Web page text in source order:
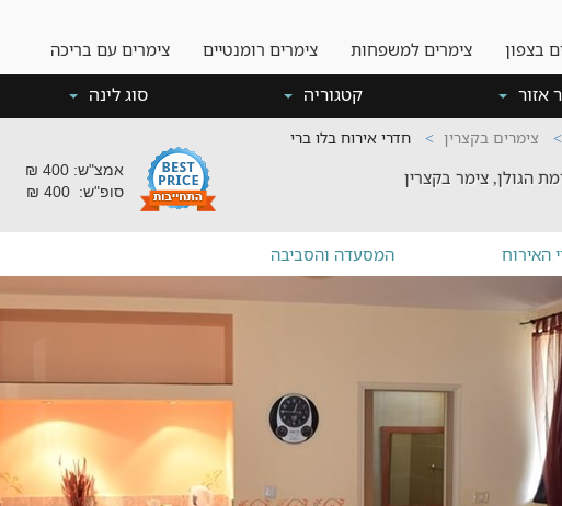
בצפון צימרים למשפחות צימרים רומנטיים צימרים עם בריכה
אזור קטגוריה סוג לינה
צימרים בקצרין חדרי אירוח בלו ברי
הגולן, צימר בקצרין
אמצ"ש: 400 ₪
סופ"ש: 400 ₪
האירוח המסעדה והסביבה